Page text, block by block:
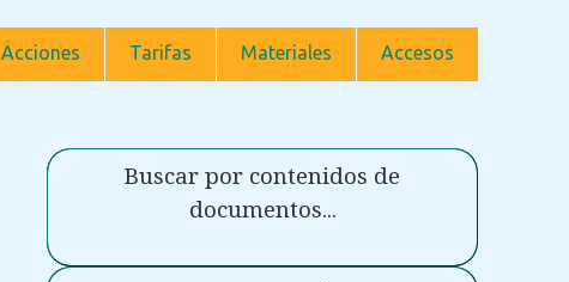
Acciones Tarifas Materiales Accesos
Buscar por contenidos de
documentos...